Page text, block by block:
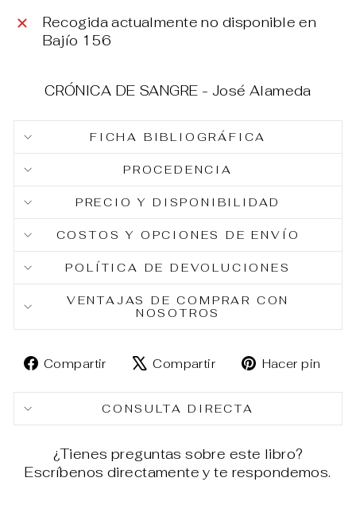
Recogida actualmente no disponible en
Bajío 156
CRÓNICA DE SANGRE - José Alameda
FICHA BIBLIOGRÁFICA
PROCEDENCIA
PRECIO Y DISPONIBILIDAD
COSTOS Y OPCIONES DE ENVÍO
POLÍTICA DE DEVOLUCIONES
VENTAJAS DE COMPRAR CON
NOSOTROS
Compartir
Compartir
Facebook
Compartir
Tuitear
X
Hacer pin
CONSULTA DIRECTA
¿Tienes preguntas sobre este libro?
Escríbenos directamente y te respondemos.